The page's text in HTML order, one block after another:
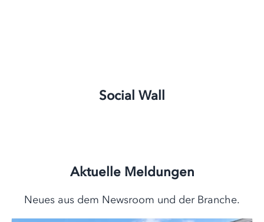
Social Wall
Aktuelle Meldungen
Neues aus dem Newsroom und der Branche.